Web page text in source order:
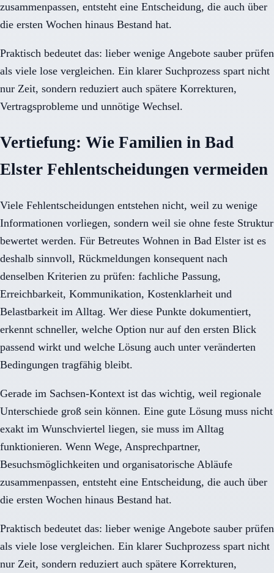
zusammenpassen, entsteht eine Entscheidung, die auch über
die ersten Wochen hinaus Bestand hat.
Praktisch bedeutet das: lieber wenige Angebote sauber prüfen
als viele lose vergleichen. Ein klarer Suchprozess spart nicht
nur Zeit, sondern reduziert auch spätere Korrekturen,
Vertragsprobleme und unnötige Wechsel.
Vertiefung: Wie Familien in Bad
Elster Fehlentscheidungen vermeiden
Viele Fehlentscheidungen entstehen nicht, weil zu wenige
Informationen vorliegen, sondern weil sie ohne feste Struktur
bewertet werden. Für Betreutes Wohnen in Bad Elster ist es
deshalb sinnvoll, Rückmeldungen konsequent nach
denselben Kriterien zu prüfen: fachliche Passung,
Erreichbarkeit, Kommunikation, Kostenklarheit und
Belastbarkeit im Alltag. Wer diese Punkte dokumentiert,
erkennt schneller, welche Option nur auf den ersten Blick
passend wirkt und welche Lösung auch unter veränderten
Bedingungen tragfähig bleibt.
Gerade im Sachsen-Kontext ist das wichtig, weil regionale
Unterschiede groß sein können. Eine gute Lösung muss nicht
exakt im Wunschviertel liegen, sie muss im Alltag
funktionieren. Wenn Wege, Ansprechpartner,
Besuchsmöglichkeiten und organisatorische Abläufe
zusammenpassen, entsteht eine Entscheidung, die auch über
die ersten Wochen hinaus Bestand hat.
Praktisch bedeutet das: lieber wenige Angebote sauber prüfen
als viele lose vergleichen. Ein klarer Suchprozess spart nicht
nur Zeit, sondern reduziert auch spätere Korrekturen,